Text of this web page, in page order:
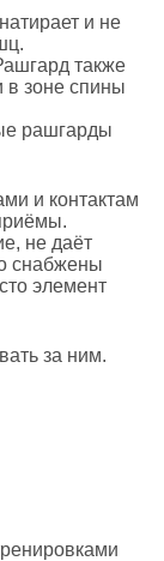
и не
также
в зоне спины
рашгарды
и контактам
не даёт
снабжены
элемент
за ним.